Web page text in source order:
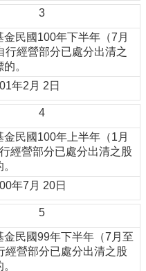
3
金民國100年下半年（7月
行經營部分已處分出清之
。
年2月 2日
4
金民國100年上半年（1月
經營部分已處分出清之股
年7月 20日
5
金民國99年下半年（7月至
經營部分已處分出清之股